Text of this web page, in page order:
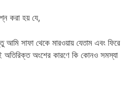
করা হয় যে,
সাফা থেকে মারওয়ায় যেতাম এবং ফিরে
অংশের কারণে কি কোনও সমস্যা